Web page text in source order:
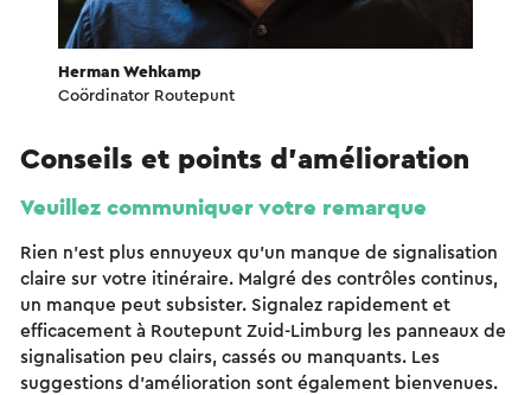
Herman Wehkamp
Coördinator Routepunt
Conseils et points d'amélioration
Veuillez communiquer votre remarque
Rien n'est plus ennuyeux qu'un manque de signalisation
claire sur votre itinéraire. Malgré des contrôles continus,
un manque peut subsister. Signalez rapidement et
efficacement à Routepunt Zuid-Limburg les panneaux de
signalisation peu clairs, cassés ou manquants. Les
suggestions d'amélioration sont également bienvenues.